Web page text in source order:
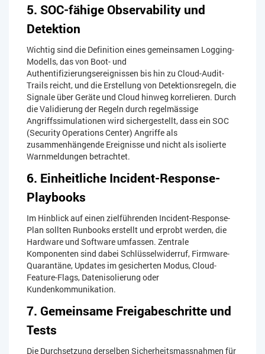
5. SOC-fähige Observability und
Detektion​
Wichtig sind die Definition eines gemeinsamen Logging-
Modells, das von Boot- und
Authentifizierungsereignissen bis hin zu Cloud-Audit-
Trails reicht, und die Erstellung von Detektionsregeln, die
Signale über Geräte und Cloud hinweg korrelieren. Durch
die Validierung der Regeln durch regelmässige
Angriffssimulationen wird sichergestellt, dass ein SOC
(Security Operations Center) Angriffe als
zusammenhängende Ereignisse und nicht als isolierte
Warnmeldungen betrachtet.
6. Einheitliche Incident-Response-
Playbooks​
Im Hinblick auf einen zielführenden Incident-Response-
Plan sollten Runbooks erstellt und erprobt werden, die
Hardware und Software umfassen. Zentrale
Komponenten sind dabei Schlüsselwiderruf, Firmware-
Quarantäne, Updates im gesicherten Modus, Cloud-
Feature-Flags, Datenisolierung oder
Kundenkommunikation.
7. Gemeinsame Freigabeschritte und
Tests​
Die Durchsetzung derselben Sicherheitsmassnahmen für